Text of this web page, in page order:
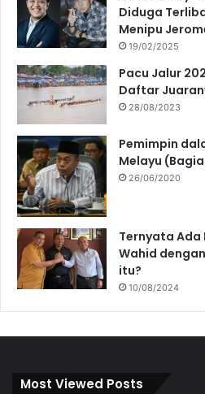
Diduga
Menipu
19/02/2025
Pacu Jalur
Daftar
28/08/2023
Pemimpin
Melayu
26/06/2020
Ternyata Ada
Wahid
itu?
10/08/2024
Most Viewed Posts